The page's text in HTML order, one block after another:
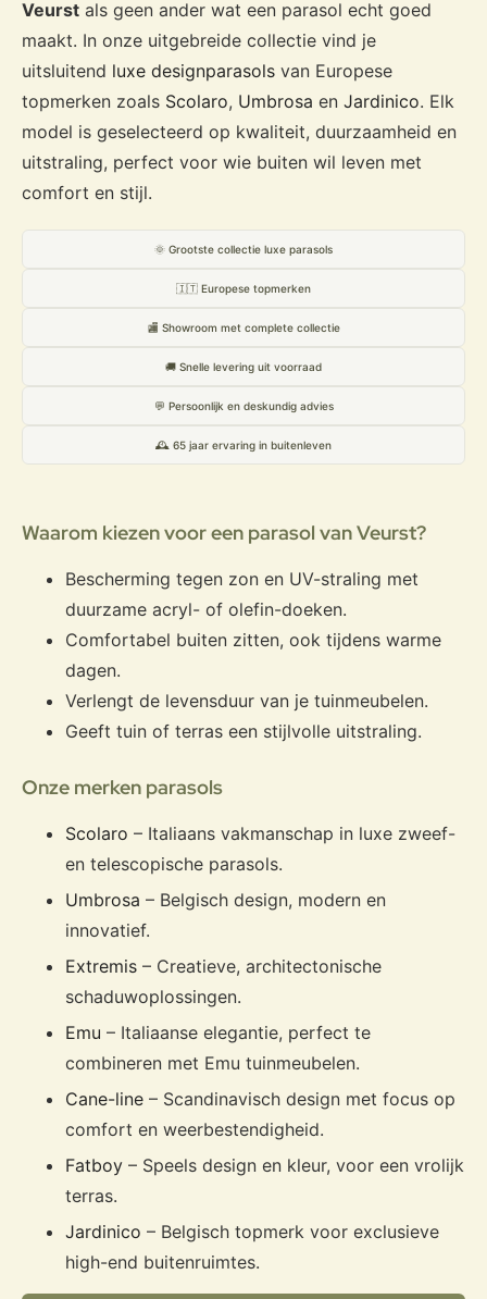
Veurst als geen ander wat een parasol echt goed
maakt. In onze uitgebreide collectie vind je
uitsluitend luxe designparasols van Europese
topmerken zoals Scolaro, Umbrosa en Jardinico. Elk
model is geselecteerd op kwaliteit, duurzaamheid en
uitstraling, perfect voor wie buiten wil leven met
comfort en stijl.
🌞 Grootste collectie luxe parasols
🇮🇹 Europese topmerken
🏬 Showroom met complete collectie
🚚 Snelle levering uit voorraad
💬 Persoonlijk en deskundig advies
🕰️ 65 jaar ervaring in buitenleven
Waarom kiezen voor een parasol van Veurst?
Bescherming tegen zon en UV-straling met
duurzame acryl- of olefin-doeken.
Comfortabel buiten zitten, ook tijdens warme
dagen.
Verlengt de levensduur van je tuinmeubelen.
Geeft tuin of terras een stijlvolle uitstraling.
Onze merken parasols
Scolaro – Italiaans vakmanschap in luxe zweef-
en telescopische parasols.
Umbrosa – Belgisch design, modern en
innovatief.
Extremis – Creatieve, architectonische
schaduwoplossingen.
Emu – Italiaanse elegantie, perfect te
combineren met Emu tuinmeubelen.
Cane-line – Scandinavisch design met focus op
comfort en weerbestendigheid.
Fatboy – Speels design en kleur, voor een vrolijk
terras.
Jardinico – Belgisch topmerk voor exclusieve
high-end buitenruimtes.